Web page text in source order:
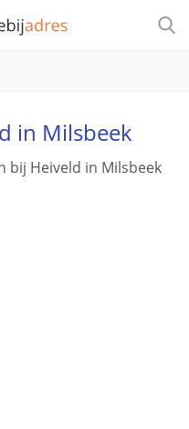
in Milsbeek
bij Heiveld in Milsbeek